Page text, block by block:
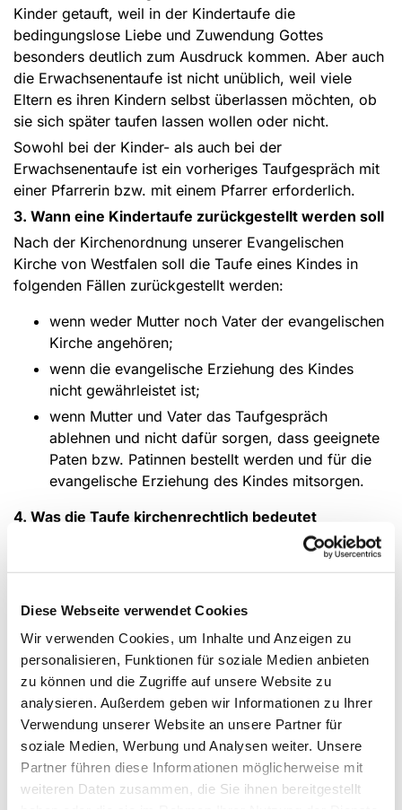
Diese Webseite verwendet Cookies
Wir verwenden Cookies, um Inhalte und Anzeigen zu
personalisieren, Funktionen für soziale Medien anbieten
zu können und die Zugriffe auf unsere Website zu
analysieren. Außerdem geben wir Informationen zu Ihrer
Verwendung unserer Website an unsere Partner für
soziale Medien, Werbung und Analysen weiter. Unsere
Partner führen diese Informationen möglicherweise mit
weiteren Daten zusammen, die Sie ihnen bereitgestellt
Kinder getauft, weil in der Kindertaufe die
bedingungslose Liebe und Zuwendung Gottes
besonders deutlich zum Ausdruck kommen. Aber auch
die Erwachsenentaufe ist nicht unüblich, weil viele
Eltern es ihren Kindern selbst überlassen möchten, ob
sie sich später taufen lassen wollen oder nicht.
Sowohl bei der Kinder- als auch bei der
Erwachsenentaufe ist ein vorheriges Taufgespräch mit
einer Pfarrerin bzw. mit einem Pfarrer erforderlich.
3. Wann eine Kindertaufe zurückgestellt werden soll
Nach der Kirchenordnung unserer Evangelischen
Kirche von Westfalen soll die Taufe eines Kindes in
folgenden Fällen zurückgestellt werden:
wenn weder Mutter noch Vater der evangelischen
Kirche angehören;
wenn die evangelische Erziehung des Kindes
nicht gewährleistet ist;
wenn Mutter und Vater das Taufgespräch
ablehnen und nicht dafür sorgen, dass geeignete
Paten bzw. Patinnen bestellt werden und für die
evangelische Erziehung des Kindes mitsorgen.
4. Was die Taufe kirchenrechtlich bedeutet
Die Taufe wird ins Kirchenbuch der Gemeinde
eingetragen und an die kommunalen Behörden
Mit der Taufe werden sowohl Kinder als auch
Erwachsene Mitglied der Kirche und gleichzeitig
Gemeindemitglied in der Kirchengemeinde, in der sie
ihren Wohnsitz haben.
Auch bei einem Kirchenaustritt bleibt die Taufe gültig.
Sie wird also auch dann nicht wiederholt, wenn man
wieder in die evangelische Kirche eintritt oder die
Konfession wechselt. Umgekehrt wird eine gültig
vollzogene Taufe in einer anderen Kirche anerkannt.